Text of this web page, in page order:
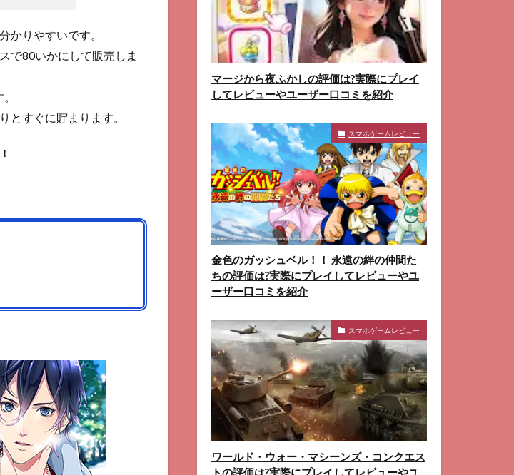
かりやすいです。
で80いかにして販売しま
とすぐに貯まります。
！
マージから夜ふかしの評価は?実際にプレイ
してレビューやユーザー口コミを紹介
スマホゲームレビュー
金色のガッシュベル！！ 永遠の絆の仲間た
ちの評価は?実際にプレイしてレビューやユ
ーザー口コミを紹介
スマホゲームレビュー
ワールド・ウォー・マシーンズ・コンクエス
トの評価は?実際にプレイしてレビューやユ